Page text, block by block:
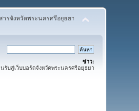
รจังหวัดพระนครศรีอยุธยา
ข่าว:
รับสู่เว็บบอร์ดจังหวัดพระนครศรีอยุธยา